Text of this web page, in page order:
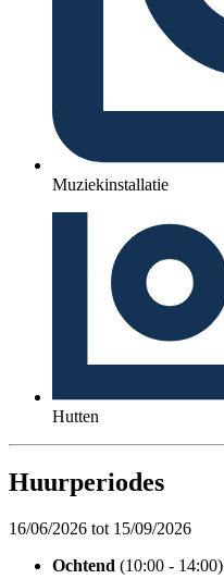
Muziekinstallatie
Hutten
Huurperiodes
16/06/2026 tot 15/09/2026
Ochtend (10:00 - 14:00)